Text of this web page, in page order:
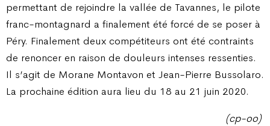
permettant de rejoindre la vallée de Tavannes, le pilote
franc-montagnard a finalement été forcé de se poser à
Péry. Finalement deux compétiteurs ont été contraints
de renoncer en raison de douleurs intenses ressenties.
Il s’agit de Morane Montavon et Jean-Pierre Bussolaro.
La prochaine édition aura lieu du 18 au 21 juin 2020.
(cp-oo)